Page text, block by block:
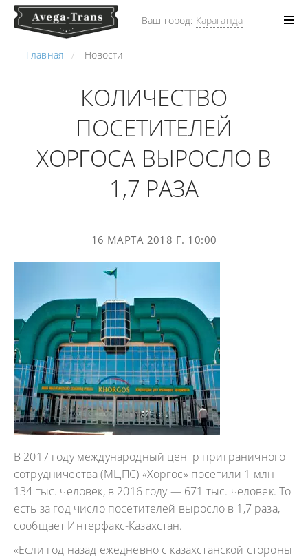
Ваш город: Караганда
Главная Новости
КОЛИЧЕСТВО
ПОСЕТИТЕЛЕЙ
ХОРГОСА ВЫРОСЛО В
1,7 РАЗА
16 МАРТА 2018 Г. 10:00
В 2017 году международный центр приграничного
сотрудничества (МЦПС) «Хоргос» посетили 1 млн
134 тыс. человек, в 2016 году — 671 тыс. человек. То
есть за год число посетителей выросло в 1,7 раза,
сообщает Интерфакс-Казахстан.
«Если год назад ежедневно с казахстанской стороны